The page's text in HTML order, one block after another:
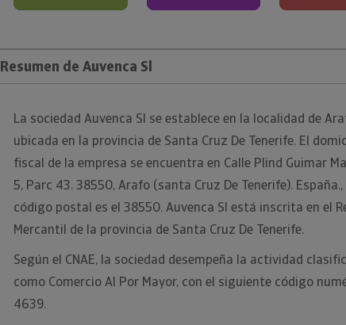
Resumen de Auvenca Sl
La sociedad Auvenca Sl se establece en la localidad de
ubicada en la provincia de Santa Cruz De Tenerife. El
fiscal de la empresa se encuentra en Calle Plind Guimar
5, Parc 43. 38550, Arafo (santa Cruz De Tenerife).
código postal es el 38550. Auvenca Sl está inscrita en el
Mercantil de la provincia de Santa Cruz De Tenerife.
Según el CNAE, la sociedad desempeña la actividad
como Comercio Al Por Mayor, con el siguiente código
4639.